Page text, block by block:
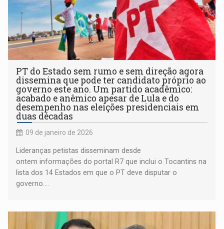
PT do Estado sem rumo e sem direção agora
dissemina que pode ter candidato próprio ao
governo este ano. Um partido acadêmico:
acabado e anêmico apesar de Lula e do
desempenho nas eleições presidenciais em
duas décadas
09 de janeiro de 2026
Lideranças petistas disseminam desde
ontem informações do portal R7 que inclui o Tocantins na
lista dos 14 Estados em que o PT deve disputar o
governo....